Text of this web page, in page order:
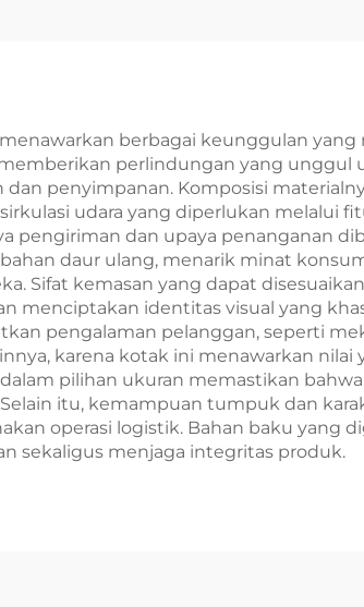
berbagai keunggulan
perlindungan yang unggul
penyimpanan. Komposisi
udara yang diperlukan melalui
pengiriman dan upaya penanganan
daur ulang, menarik minat
Sifat kemasan yang dapat
menciptakan identitas visual yang
pengalaman pelanggan, seperti
karena kotak ini menawarkan
pilihan ukuran memastikan
itu, kemampuan tumpuk dan
operasi logistik. Bahan baku
sekaligus menjaga integritas produk.